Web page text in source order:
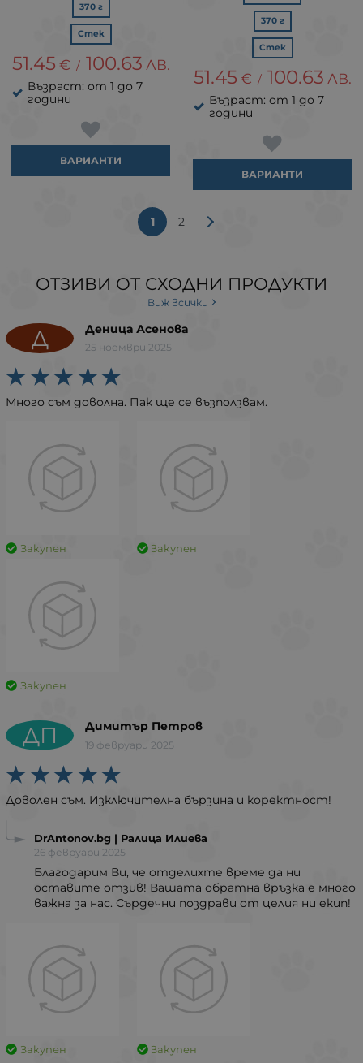
370 г
Стек
51.45 € / 100.63 ЛВ.
Възраст: от 1 до 7
години
ВАРИАНТИ
370 г
Стек
51.45 € / 100.63 ЛВ.
Възраст: от 1 до 7
години
ВАРИАНТИ
1 2
ОТЗИВИ ОТ СХОДНИ ПРОДУКТИ
Виж всички
Д Деница Асенова
25 ноември 2025
Много съм доволна. Пак ще се възползвам.
Закупен Закупен
Закупен
ДП Димитър Петров
19 февруари 2025
Доволен съм. Изключителна бързина и коректност!
DrAntonov.bg | Ралица Илиева
26 февруари 2025
Благодарим Ви, че отделихте време да ни
оставите отзив! Вашата обратна връзка е много
важна за нас. Сърдечни поздрави от целия ни екип!
Закупен Закупен